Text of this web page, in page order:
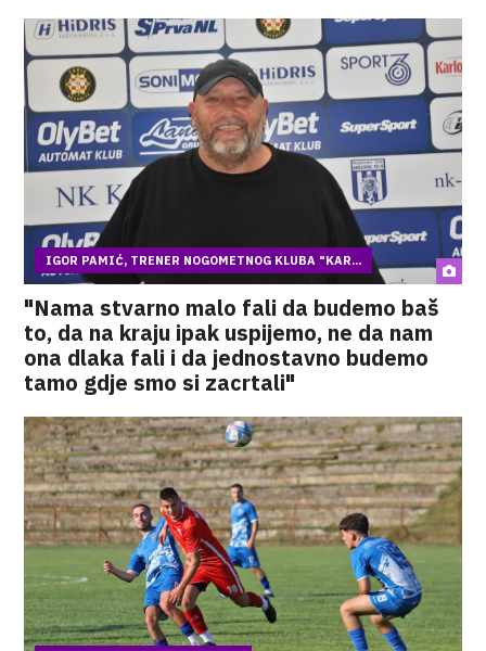
IGOR PAMIĆ, TRENER NOGOMETNOG KLUBA "KAR...
"Nama stvarno malo fali da budemo baš
to, da na kraju ipak uspijemo, ne da nam
ona dlaka fali i da jednostavno budemo
tamo gdje smo si zacrtali"